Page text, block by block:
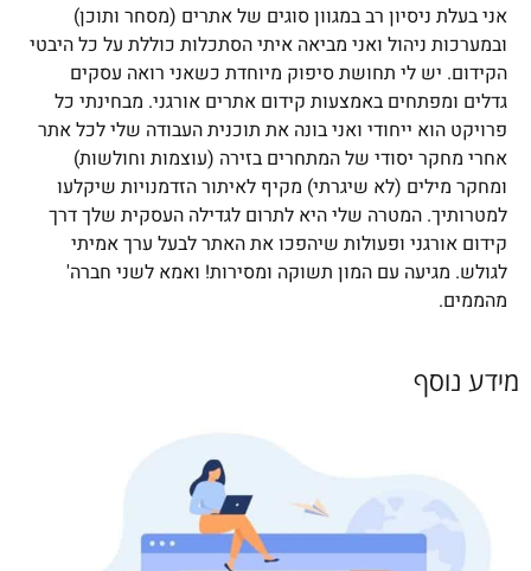
אני בעלת ניסיון רב במגוון סוגים של אתרים (מסחר ותוכן)
ובמערכות ניהול ואני מביאה איתי הסתכלות כוללת על כל היבטי
הקידום. יש לי תחושת סיפוק מיוחדת כשאני רואה עסקים
גדלים ומפתחים באמצעות קידום אתרים אורגני. מבחינתי כל
פרויקט הוא ייחודי ואני בונה את תוכנית העבודה שלי לכל אתר
אחרי מחקר יסודי של המתחרים בזירה (עוצמות וחולשות)
ומחקר מילים (לא שיגרתי) מקיף לאיתור הזדמנויות שיקלעו
למטרותיך. המטרה שלי היא לתרום לגדילה העסקית שלך דרך
קידום אורגני ופעולות שיהפכו את האתר לבעל ערך אמיתי
לגולש. מגיעה עם המון תשוקה ומסירות! ואמא לשני חברה'
מהממים.
מידע נוסף